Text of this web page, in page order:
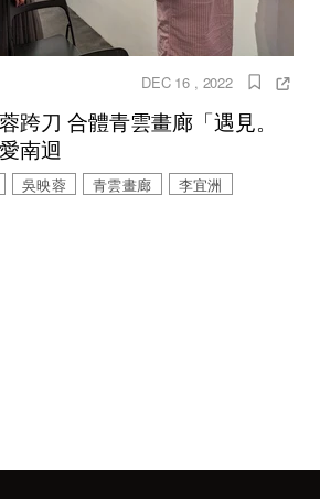
DEC 16 , 2022
跨刀 合體青雲畫廊「遇見。
南迴
吳映蓉 青雲畫廊 李宜洲